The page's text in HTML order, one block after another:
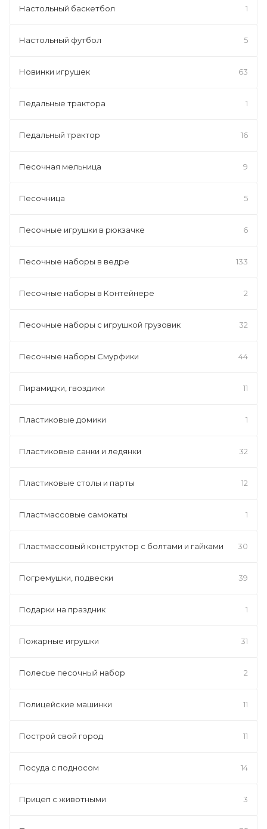
Настольный баскетбол 1
Настольный футбол 5
Новинки игрушек 63
Педальные трактора 1
Педальный трактор 16
Песочная мельница 9
Песочница 5
Песочные игрушки в рюкзачке 6
Песочные наборы в ведре 133
Песочные наборы в Контейнере 2
Песочные наборы с игрушкой грузовик 32
Песочные наборы Смурфики 44
Пирамидки, гвоздики 11
Пластиковые домики 1
Пластиковые санки и ледянки 32
Пластиковые столы и парты 12
Пластмассовые самокаты 1
Пластмассовый конструктор с болтами и гайками 30
Погремушки, подвески 39
Подарки на праздник 1
Пожарные игрушки 31
Полесье песочный набор 2
Полицейские машинки 11
Построй свой город 11
Посуда с подносом 14
Прицеп с животными 3